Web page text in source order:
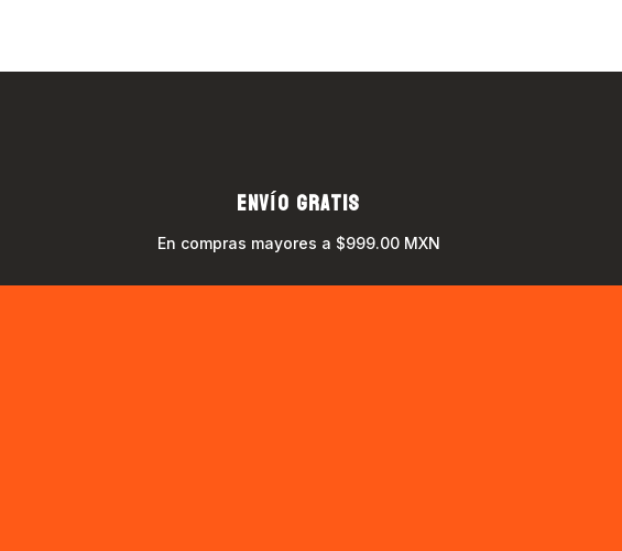
ENVÍO GRATIS
En compras mayores a $999.00 MXN